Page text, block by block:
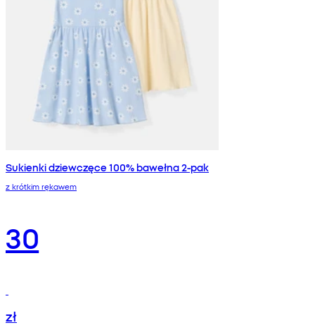
Sukienki dziewczęce 100% bawełna 2-pak
z krótkim rękawem
30
zł